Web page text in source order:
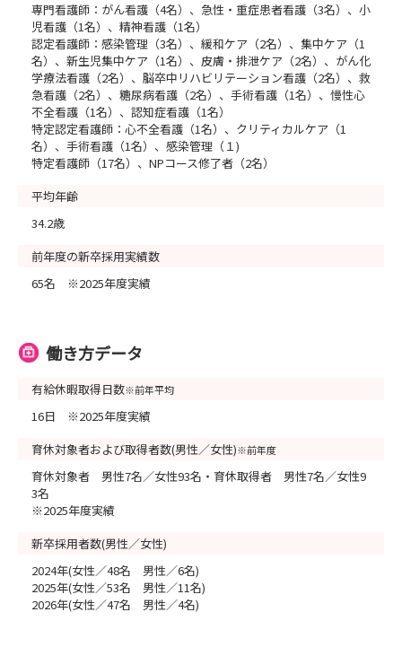
専門看護師：がん看護（4名）、急性・重症患者看護（3名）、小
児看護（1名）、精神看護（1名）
認定看護師：感染管理（3名）、緩和ケア（2名）、集中ケア（1
名）、新生児集中ケア（1名）、皮膚・排泄ケア（2名）、がん化
学療法看護（2名）、脳卒中リハビリテーション看護（2名）、救
急看護（2名）、糖尿病看護（2名）、手術看護（1名）、慢性心
不全看護（1名）、認知症看護（1名）
特定認定看護師：心不全看護（1名）、クリティカルケア（1
名）、手術看護（1名）、感染管理（１)
特定看護師（17名）、NPコース修了者（2名）
平均年齢
34.2歳
前年度の新卒採用実績数
65名 ※2025年度実績
働き方データ
有給休暇取得日数※前年平均
16日 ※2025年度実績
育休対象者および取得者数(男性／女性)※前年度
育休対象者 男性7名／女性93名・育休取得者 男性7名／女性9
3名
※2025年度実績
新卒採用者数(男性／女性)
2024年(女性／48名 男性／6名)
2025年(女性／53名 男性／11名)
2026年(女性／47名 男性／4名)